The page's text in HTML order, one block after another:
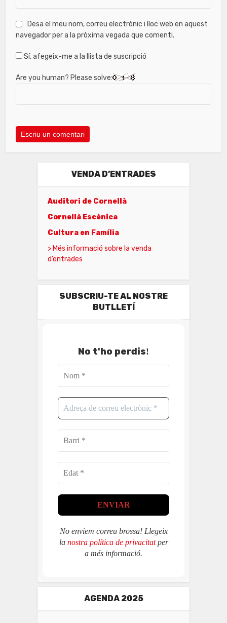
Desa el meu nom, correu electrònic i lloc web en aquest
navegador per a la pròxima vegada que comenti.
Sí, afegeix-me a la llista de suscripció
Are you human? Please solve:
VENDA D’ENTRADES
Auditori de Cornellà
Cornellà Escènica
Cultura en Família
> Més informació sobre la venda
d’entrades
SUBSCRIU-TE AL NOSTRE
BUTLLETÍ
No t'ho perdis!
No enviem correu brossa! Llegeix
la nostra política de privacitatper
a més informació.
AGENDA 2025